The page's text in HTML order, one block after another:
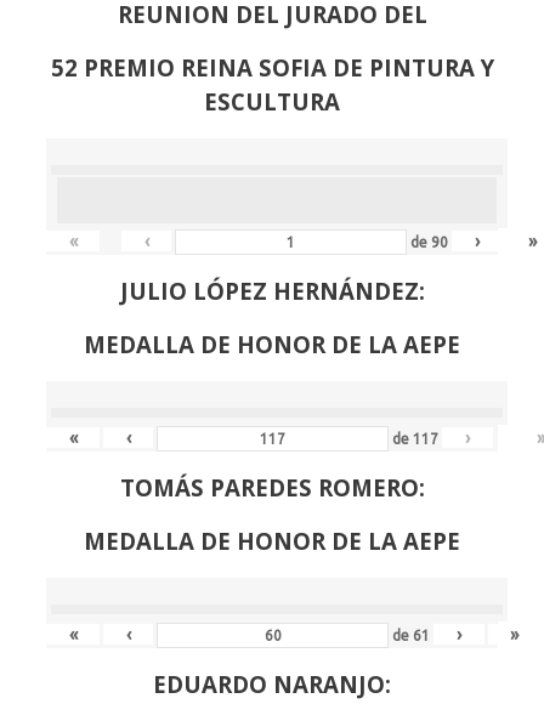
REUNION DEL JURADO DEL
52 PREMIO REINA SOFIA DE PINTURA Y
ESCULTURA
« ‹ de 90 › »
JULIO LÓPEZ HERNÁNDEZ:
MEDALLA DE HONOR DE LA AEPE
« ‹ de117 ›
TOMÁS PAREDES ROMERO:
MEDALLA DE HONOR DE LA AEPE
« ‹ de 61 › »
EDUARDO NARANJO: